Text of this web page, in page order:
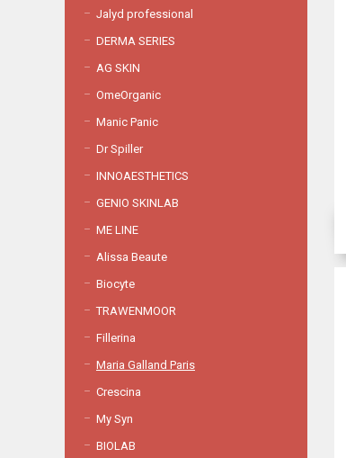
Jalyd professional
DERMA SERIES
AG SKIN
OmeOrganic
Manic Panic
Dr Spiller
INNOAESTHETICS
GENIO SKINLAB
ME LINE
Alissa Beaute
Biocyte
TRAWENMOOR
Fillerina
Maria Galland Paris
Crescina
My Syn
BIOLAB